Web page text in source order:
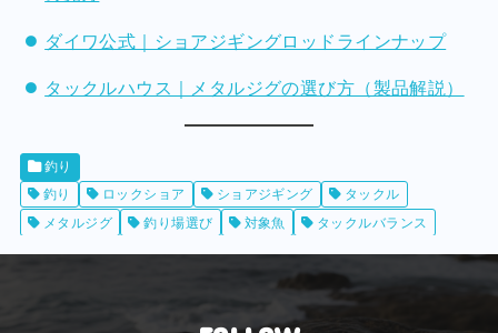
ダイワ公式｜ショアジギングロッドラインナップ
タックルハウス｜メタルジグの選び方（製品解説）
釣り
釣り
ロックショア ショアジギング
タックル
メタルジグ
釣り場選び 対象魚 タックルバランス